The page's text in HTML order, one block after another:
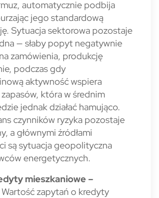
automatycznie podbija
jego standardową
Sytuacja sektorowa pozostaje
— słaby popyt negatywnie
zamówienia, produkcję
podczas gdy
aktywność wspiera
która w średnim
jednak działać hamująco.
czynników ryzyka pozostaje
a głównymi źródłami
są sytuacja geopolityczna
energetycznych.
mieszkaniowe –
Wartość zapytań o kredyty